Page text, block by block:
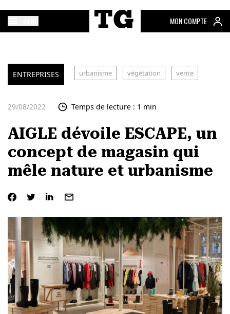
MON COMPTE
ENTREPRISES urbanisme végétation vente
29/08/2022 Temps de lecture : 1 min
AIGLE dévoile ESCAPE, un
concept de magasin qui
mêle nature et urbanisme